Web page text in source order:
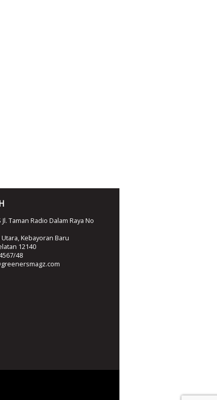
Jl. Taman Radio Dalam Raya No
Kebayoran Baru
12140
48